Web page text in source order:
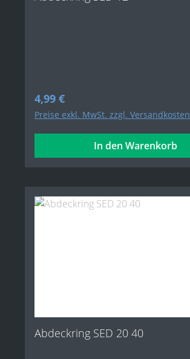
Regulärer Preis:
4,99 €
Preise exkl. MwSt. zzgl. Versandkosten
In den Warenkorb
Abdeckring SED 20 40